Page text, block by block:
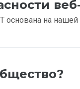
основана на